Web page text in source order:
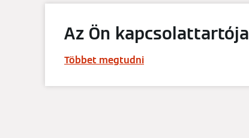
Az Ön kapcsolattartója
Többet megtudni